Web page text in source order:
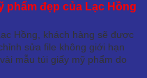
phẩm đẹp của Lạc Hồng
Hồng, khách hàng sẽ được
sửa file không giới hạn
mẫu túi giấy mỹ phẩm do